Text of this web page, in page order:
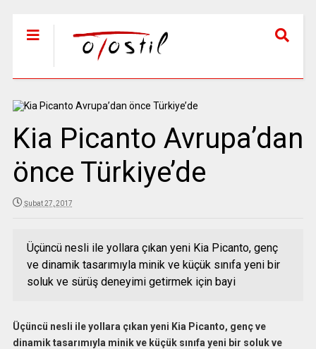
Kia Picanto Avrupa’dan
önce Türkiye’de
Şubat 27, 2017
Üçüncü nesli ile yollara çıkan yeni Kia Picanto, genç
ve dinamik tasarımıyla minik ve küçük sınıfa yeni bir
soluk ve sürüş deneyimi getirmek için bayi
Üçüncü nesli ile yollara çıkan yeni Kia Picanto, genç ve
dinamik tasarımıyla minik ve küçük sınıfa yeni bir soluk ve